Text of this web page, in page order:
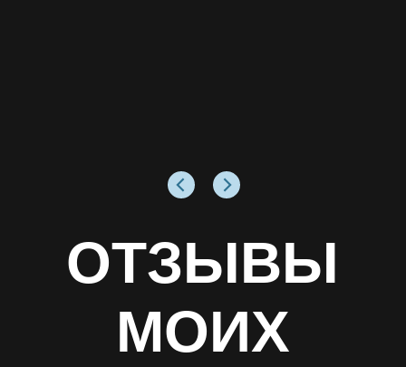
ОТЗЫВЫ
МОИХ